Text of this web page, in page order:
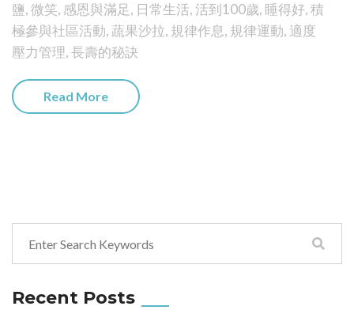
鹽,微笑, 感恩與滿足, 日常生活, 活到100歲, 睡得好,積
極參與社區活動,蔬果沙拉, 規律作息, 規律運動, 適度
壓力管理,長壽的秘訣
Read More
Recent Posts